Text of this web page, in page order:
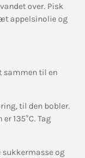
over. Pisk
appelsinolie og
sammen til en
til den bobler.
135°C. Tag
og